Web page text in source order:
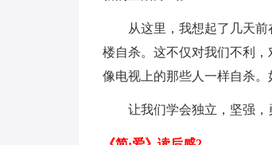
从这里，我想起了几天
楼自杀。这不仅对我们不利
像电视上的那些人一样自杀。
让我们学会独立，坚强，